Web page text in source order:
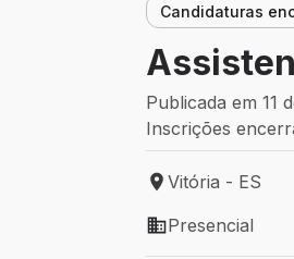
Candidaturas
Publicada em 11
Inscrições
Local de
Vitória - ES
Modelo de
Presencial